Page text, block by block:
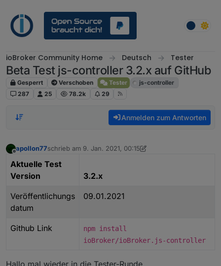
ioBroker Community Home Deutsch Tester
Beta Test js-controller 3.2.x auf GitHub
Gesperrt Verschoben Tester
js-controller
287
25 78.2k 29
Anmelden zum Antworten
apollon77schrieb am 9. Jan. 2021, 00:15
zuletzt editiert von apollon771. Dez. 2021, 09:35
Aktuelle Test
Version
3.2.x
Veröffentlichungs
datum
09.01.2021
Github Link
npm install
ioBroker/ioBroker.js-controller